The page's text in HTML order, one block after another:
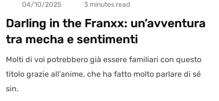
04/10/2025 3 minutes read
Darling in the Franxx: un’avventura
tra mecha e sentimenti
Molti di voi potrebbero già essere familiari con questo
titolo grazie all’anime, che ha fatto molto parlare di sé
sin.